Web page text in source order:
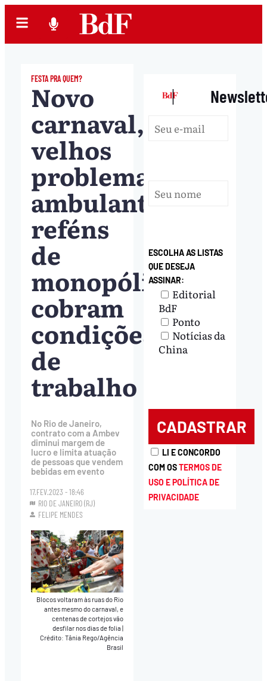
FESTA PRA QUEM?
Novo
carnaval,
velhos
problemas:
ambulantes
reféns
de
monopólio
cobram
condições
de
trabalho
No Rio de Janeiro,
contrato com a Ambev
diminui margem de
lucro e limita atuação
de pessoas que vendem
bebidas em evento
17.FEV.2023 - 18:46
RIO DE JANEIRO (RJ)
FELIPE MENDES
Blocos voltaram às ruas do Rio
antes mesmo do carnaval, e
centenas de cortejos vão
desfilar nos dias de folia|
Crédito: Tânia Rego/Agência
Brasil
|
ESCOLHA AS LISTAS
QUE DESEJA
ASSINAR:
Editorial
BdF
Ponto
Notícias da
China
LI E CONCORDO
COM OSTERMOS DE
USO E POLÍTICA DE
PRIVACIDADE